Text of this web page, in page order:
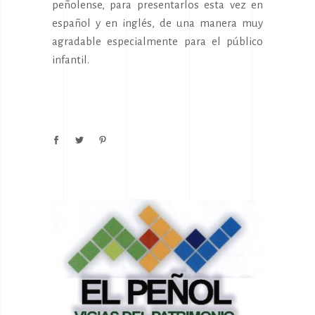
peñolense, para presentarlos esta vez en
español y en inglés, de una manera muy
agradable especialmente para el público
infantil.